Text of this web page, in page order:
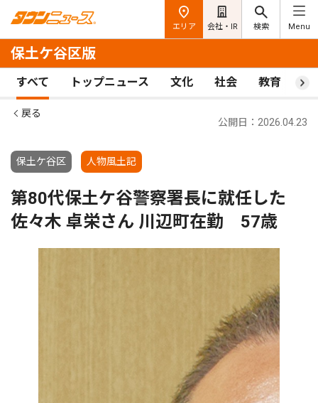
エリア 会社・IR 検索 Menu
保土ケ谷区版
すべて トップニュース 文化 社会 教育 ス
戻る
保土ケ谷区 人物風土記
公開日：2026.04.23
第80代保土ケ谷警察署長に就任した
佐々木 卓栄さん 川辺町在勤 57歳